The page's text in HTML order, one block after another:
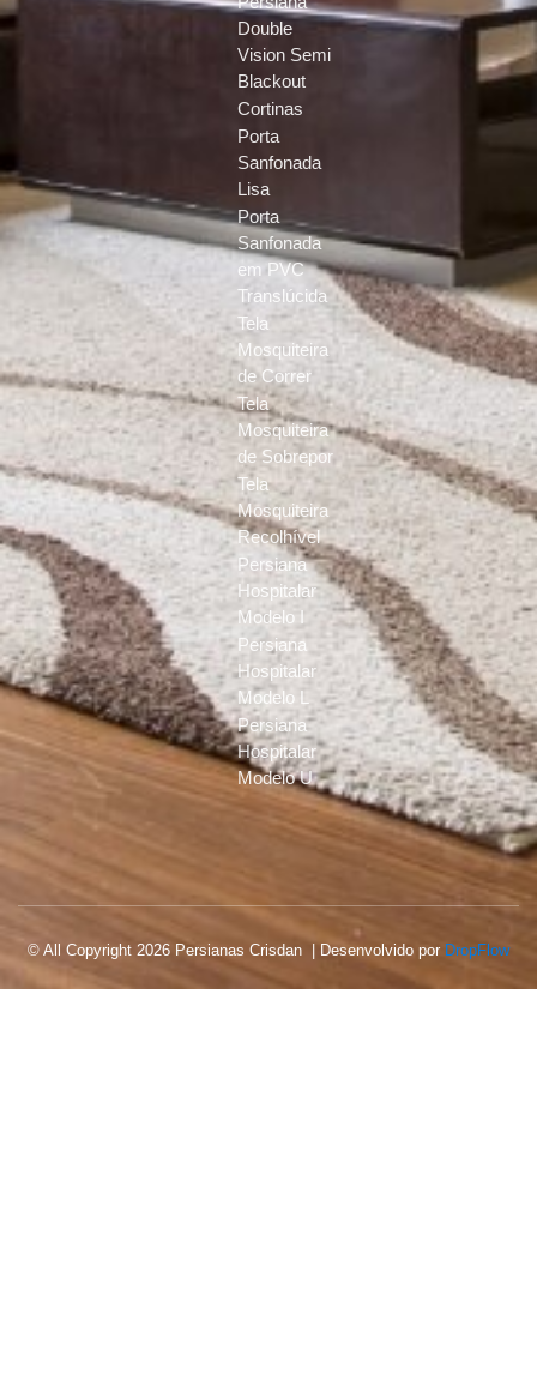
Double
Vision Semi
Blackout
Cortinas
Porta
Sanfonada
Lisa
Porta
Sanfonada
em PVC
Translúcida
Tela
Mosquiteira
de Correr
Tela
Mosquiteira
de Sobrepor
Tela
Mosquiteira
Recolhível
Persiana
Hospitalar
Modelo I
Persiana
Hospitalar
Modelo L
Persiana
Hospitalar
Modelo U
© All Copyright 2026 Persianas Crisdan | Desenvolvido por DropFlow